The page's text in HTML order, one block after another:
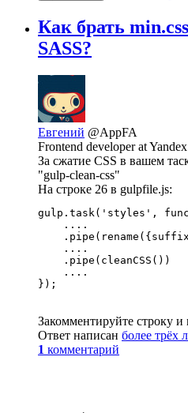
Как брать
SASS?
Евгений @AppFA
Frontend developer at Yandex
За сжатие CSS в вашем
"gulp-clean-css"
На строке 26 в gulpfile.js:
gulp.task('styles',
    ....
    ....
    .pipe(cleanCSS())
    ....
});
Закомментируйте строку и
Ответ написан более трёх
1 комментарий